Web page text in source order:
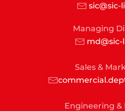
sic@sic-
Managing
Sales &
Engineering &